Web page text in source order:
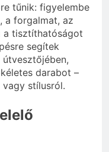
tűnik: figyelembe
a forgalmat, az
a tisztíthatóságot
segítek
darabot –
stílusról.